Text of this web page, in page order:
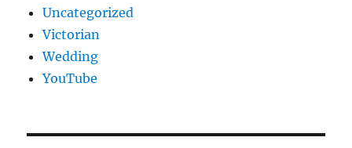
Uncategorized
Victorian
Wedding
YouTube